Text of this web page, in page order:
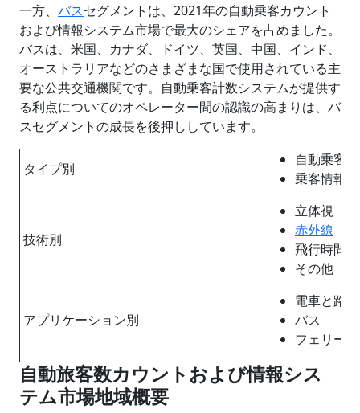
一方、 バスセグメントは、2021年の自動乗客カウント
および情報システム市場で最大のシェアを占めました。
バスは、米国、カナダ、ドイツ、英国、中国、インド、
オーストラリアなどのさまざまな国で使用されている主
要な公共交通機関です。自動乗客計数システムが提供す
る利点についてのオペレーター間の認識の高まりは、バ
スセグメントの成長を後押ししています。
タイプ別
自動乗客
乗客情報
技術別
立体視
赤外線
飛行時間
その他
アプリケーション別
電車と路
バス
フェリー
自動旅客数カウントおよび情報シス
テム市場地域概要